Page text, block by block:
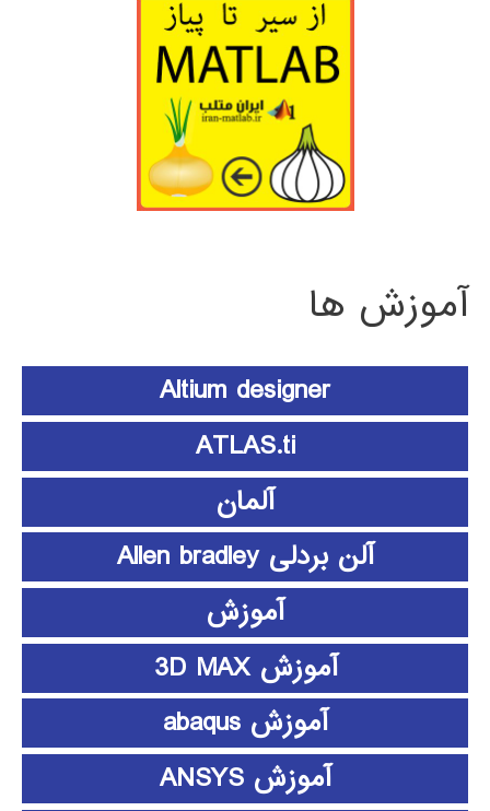
آموزش ها
Altium designer
ATLAS.ti
آلمان
آلن بردلی Allen bradley
آموزش
آموزش 3D MAX
آموزش abaqus
آموزش ANSYS